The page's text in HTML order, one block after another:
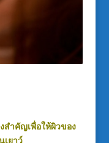
สำคัญเพื่อให้ผิวของ
ยาว์